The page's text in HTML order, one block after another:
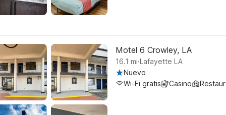
Motel 6 Crowley, LA
16.1 mi.Lafayette LA
Nuevo
Wi-Fi gratis
Casino